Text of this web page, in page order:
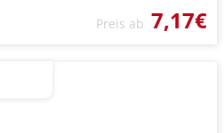
Preis ab 7,17€